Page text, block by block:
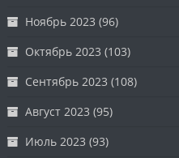
Ноябрь 2023 (96)
Октябрь 2023 (103)
Сентябрь 2023 (108)
Август 2023 (95)
Июль 2023 (93)